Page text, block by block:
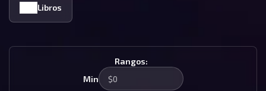
Libros
Rangos:
Min